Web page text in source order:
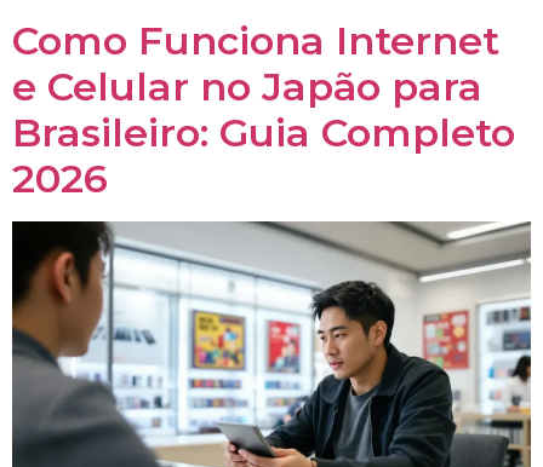
Como Funciona Internet
e Celular no Japão para
Brasileiro: Guia Completo
2026